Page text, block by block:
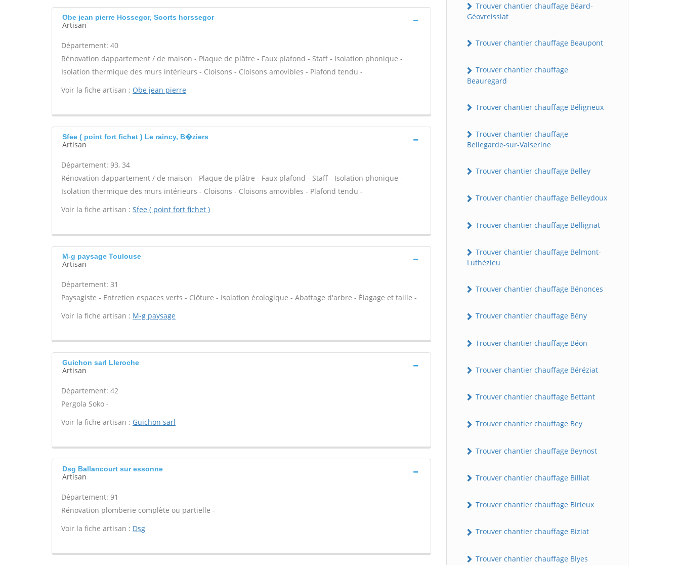
Obe jean pierre Hossegor, Soorts horssegor
Artisan
Département: 40
Rénovation dappartement / de maison - Plaque de plâtre - Faux plafond - Staff - Isolation phonique -
Isolation thermique des murs intérieurs - Cloisons - Cloisons amovibles - Plafond tendu -
Voir la fiche artisan : Obe jean pierre
Sfee ( point fort fichet ) Le raincy, B�ziers
Artisan
Département: 93, 34
Rénovation dappartement / de maison - Plaque de plâtre - Faux plafond - Staff - Isolation phonique -
Isolation thermique des murs intérieurs - Cloisons - Cloisons amovibles - Plafond tendu -
Voir la fiche artisan : Sfee ( point fort fichet )
M-g paysage Toulouse
Artisan
Département: 31
Paysagiste - Entretien espaces verts - Clôture - Isolation écologique - Abattage d'arbre - Élagage et taille -
Voir la fiche artisan : M-g paysage
Guichon sarl Lleroche
Artisan
Département: 42
Pergola Soko -
Voir la fiche artisan : Guichon sarl
Dsg Ballancourt sur essonne
Artisan
Département: 91
Rénovation plomberie complète ou partielle -
Voir la fiche artisan : Dsg
Trouver chantier chauffage Béard-
Géovreissiat
Trouver chantier chauffage Beaupont
Trouver chantier chauffage
Beauregard
Trouver chantier chauffage Béligneux
Trouver chantier chauffage
Bellegarde-sur-Valserine
Trouver chantier chauffage Belley
Trouver chantier chauffage Belleydoux
Trouver chantier chauffage Bellignat
Trouver chantier chauffage Belmont-
Luthézieu
Trouver chantier chauffage Bénonces
Trouver chantier chauffage Bény
Trouver chantier chauffage Béon
Trouver chantier chauffage Béréziat
Trouver chantier chauffage Bettant
Trouver chantier chauffage Bey
Trouver chantier chauffage Beynost
Trouver chantier chauffage Billiat
Trouver chantier chauffage Birieux
Trouver chantier chauffage Biziat
Trouver chantier chauffage Blyes